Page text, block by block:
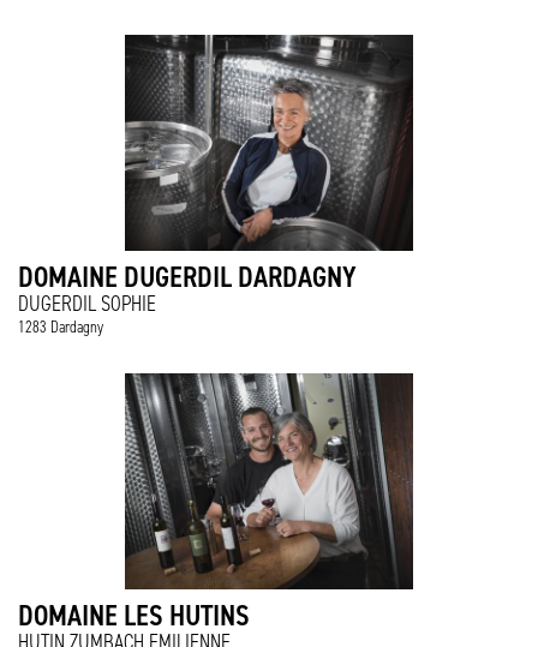
DOMAINE DUGERDIL DARDAGNY
DUGERDIL SOPHIE
1283 Dardagny
DOMAINE LES HUTINS